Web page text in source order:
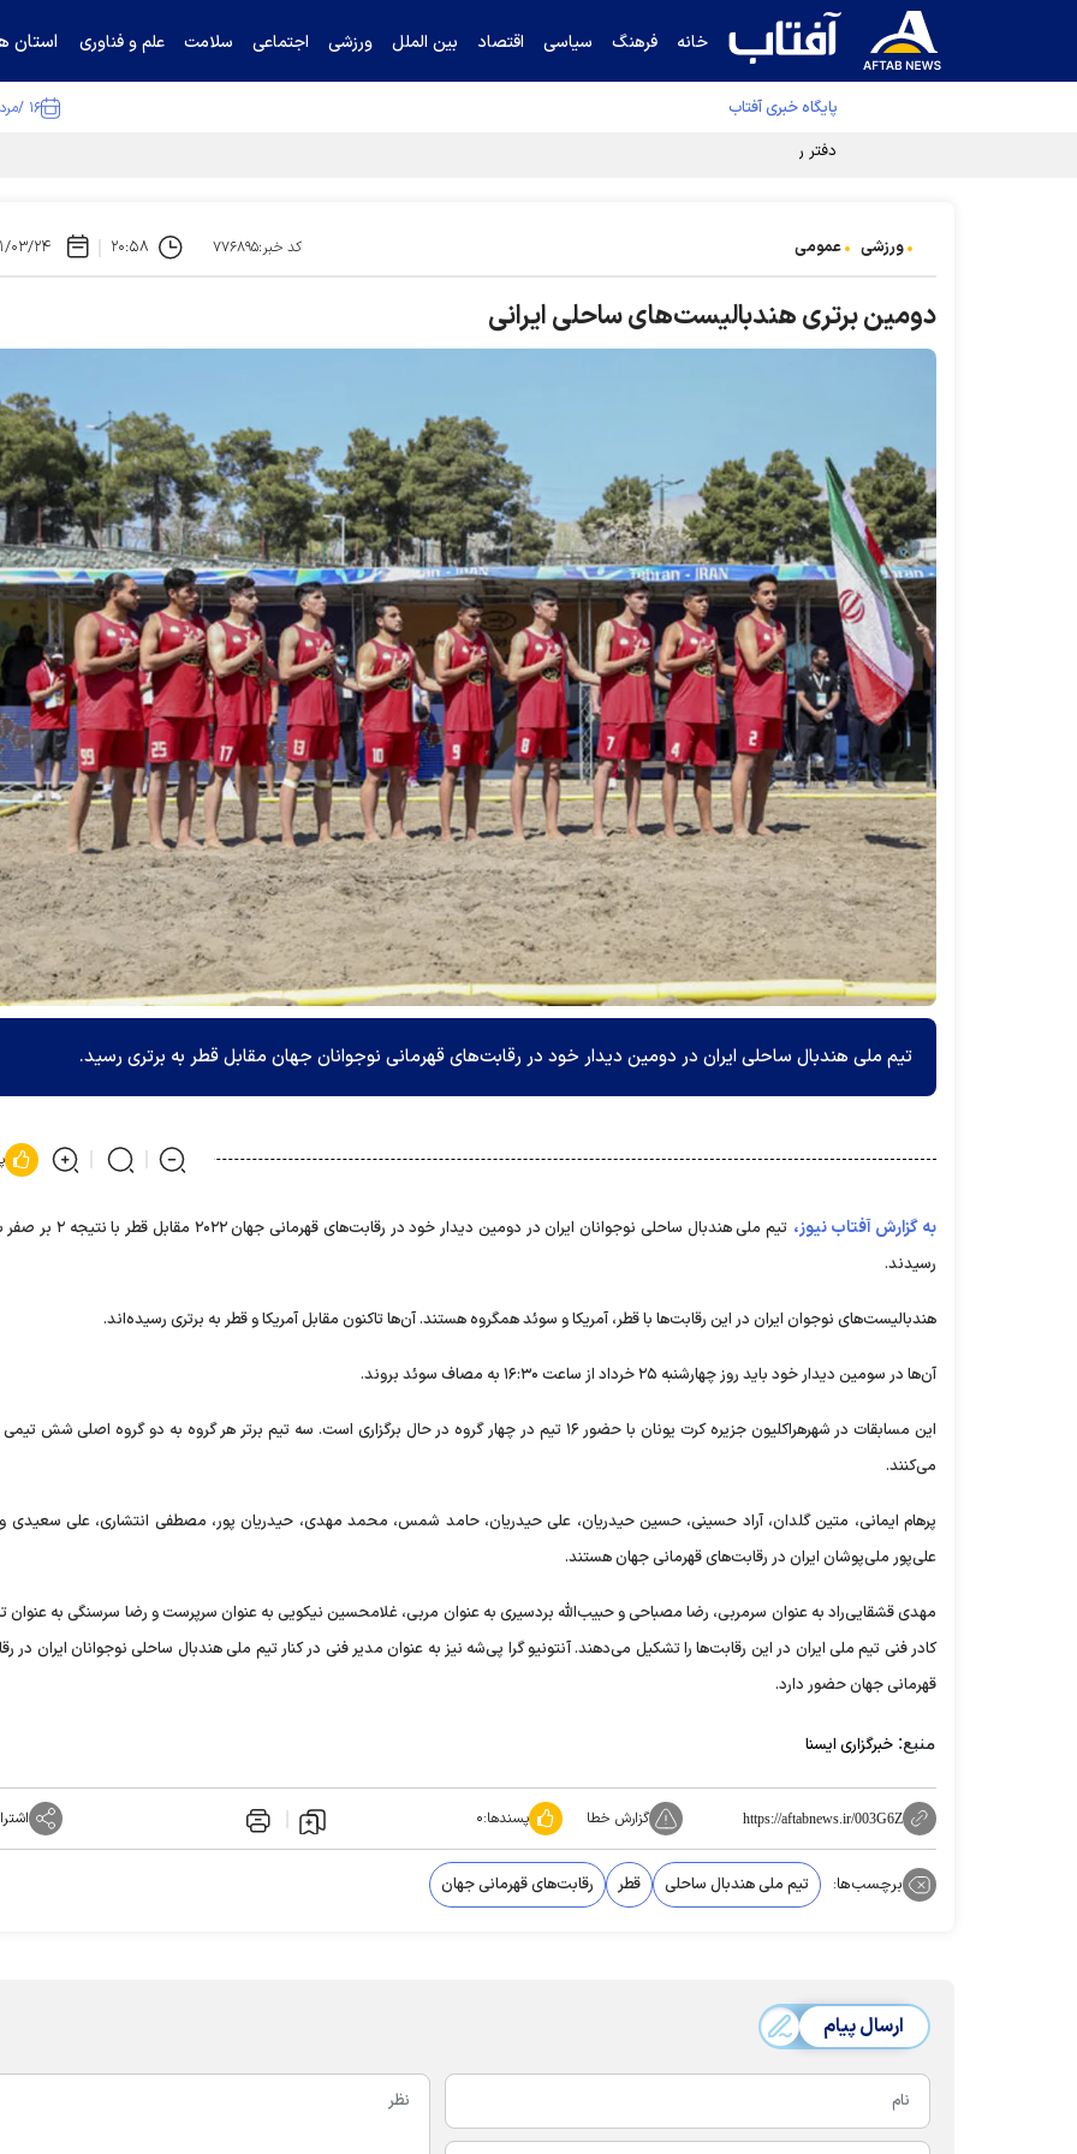
خانه فرهنگ سیاسی اقتصاد بین الملل ورزشی اجتماعی سلامت علم و فناوری استان
پایگاه خبری آفتاب ۱۶ /مرداد /۱۴۰۵
دفتر رهبر انقلاب ادعای خرازی درباره پزشکیان را تکذیب کرد
ورزشی عمومی کد خبر:۷۷۶۸۹۵ ۲۰:۵۸ ۱۴۰۱/
دومین برتری هندبالیست‌های ساحلی ایرانی
تیم ملی هندبال ساحلی ایران در دومین دیدار خود در رقابت‌های قهرمانی نوجوانان جهان مقابل قطر به برتری رسید.
به گزارش آفتاب نیوز،
تیم ملی هندبال ساحلی نوجوانان ایران در دومین دیدار خود
رسیدند.
هندبالیست‌های نوجوان ایران در این رقابت‌ها با قطر، آمریکا و سوئد همگروه هستند. آن‌ها تاکنون مقابل آمریکا و قطر به برتری رسیده‌اند.
آن‌ها در سومین دیدار خود باید روز چهارشنبه ۲۵ خرداد از ساعت ۱۶:۳۰ به مصاف سوئد بروند.
این مسابقات در شهرهراکلیون جزیره کرت یونان با حضور ۱۶ تیم در چهار گروه در حال برگزاری است. سه تیم برتر هر گروه به دو گروه اصلی شش
می‌کنند.
پرهام ایمانی، متین گلدان، آراد حسینی، حسین حیدریان، علی حیدریان، حامد شمس، محمد مهدی، حیدریان پور، مصطفی انتشاری، علی سعیدی
علی‌پور ملی‌پوشان ایران در رقابت‌های قهرمانی جهان هستند.
مهدی قشقایی‌راد به عنوان سرمربی، رضا مصباحی و حبیب‌الله بردسیری به عنوان مربی، غلامحسین نیکویی به عنوان سرپرست و رضا سرسنگی به عنوان
کادر فنی تیم ملی ایران در این رقابت‌ها را تشکیل می‌دهند. آنتونیو گرا پی‌شه نیز به عنوان مدیر فنی در کنار تیم ملی هندبال ساحلی نوجوانان ایران در
قهرمانی جهان حضور دارد.
منبع: خبرگزاری ایسنا
https://aftabnews.ir/003G6Z گزارش خطا پسندها:۰
برچسب‌ها: تیم ملی هندبال ساحلی قطر رقابت‌های قهرمانی جهان
ارسال پیام